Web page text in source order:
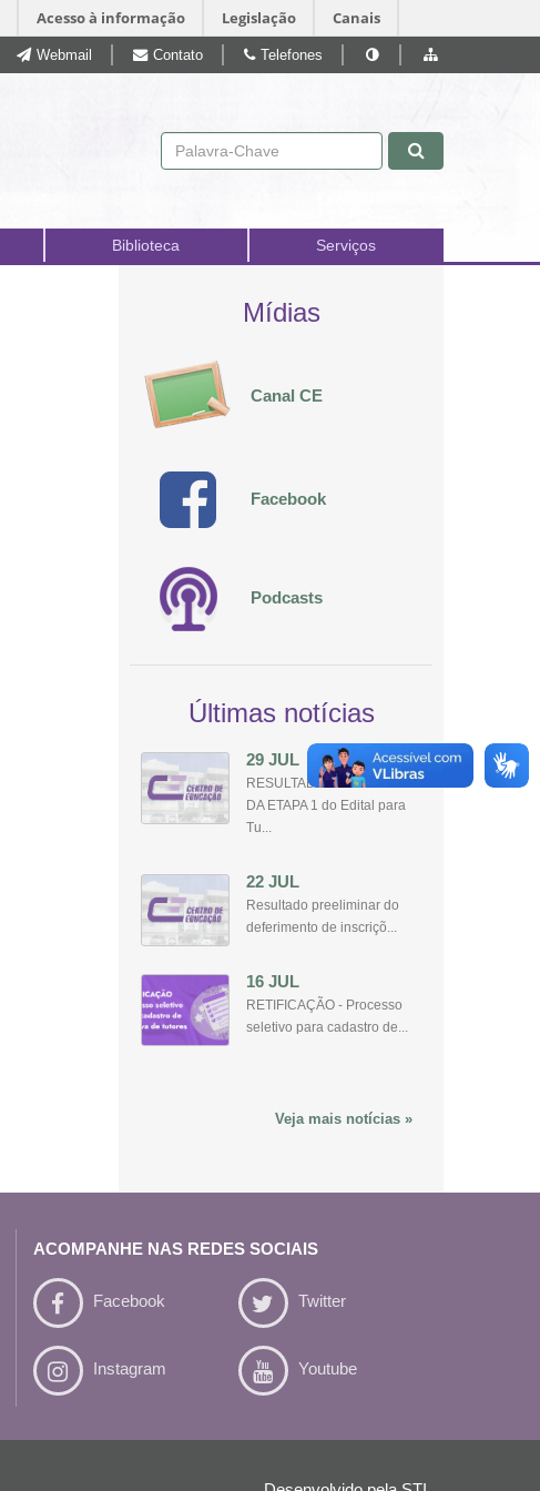
Acesso à informação Legislação Canais
Pular para o conteúdo
Webmail Contato Telefones
Biblioteca Serviços
Mídias
Canal CE
Facebook
Podcasts
Últimas notícias
29 JUL
RESULTADO PRELIMINAR
DA ETAPA 1 do Edital para
Tu...
22 JUL
Resultado preeliminar do
deferimento de inscriçõ...
16 JUL
RETIFICAÇÃO - Processo
seletivo para cadastro de...
Veja mais notícias »
ACOMPANHE NAS REDES SOCIAIS
Facebook Twitter
Instagram Youtube